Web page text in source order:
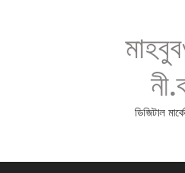
ডিজিটাল